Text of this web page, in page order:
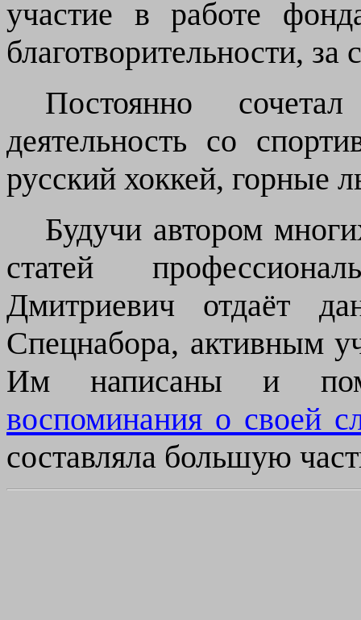
участие в работе
благотворительности, за
Постоянно
деятельность со
русский хоккей, горные
Будучи автором
статей
Дмитриевич отдаёт
Спецнабора, активным
Им написаны и
воспоминания о своей
составляла большую